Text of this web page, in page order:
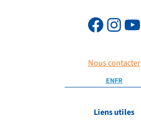
Nous contacter
ENFR
Liens utiles